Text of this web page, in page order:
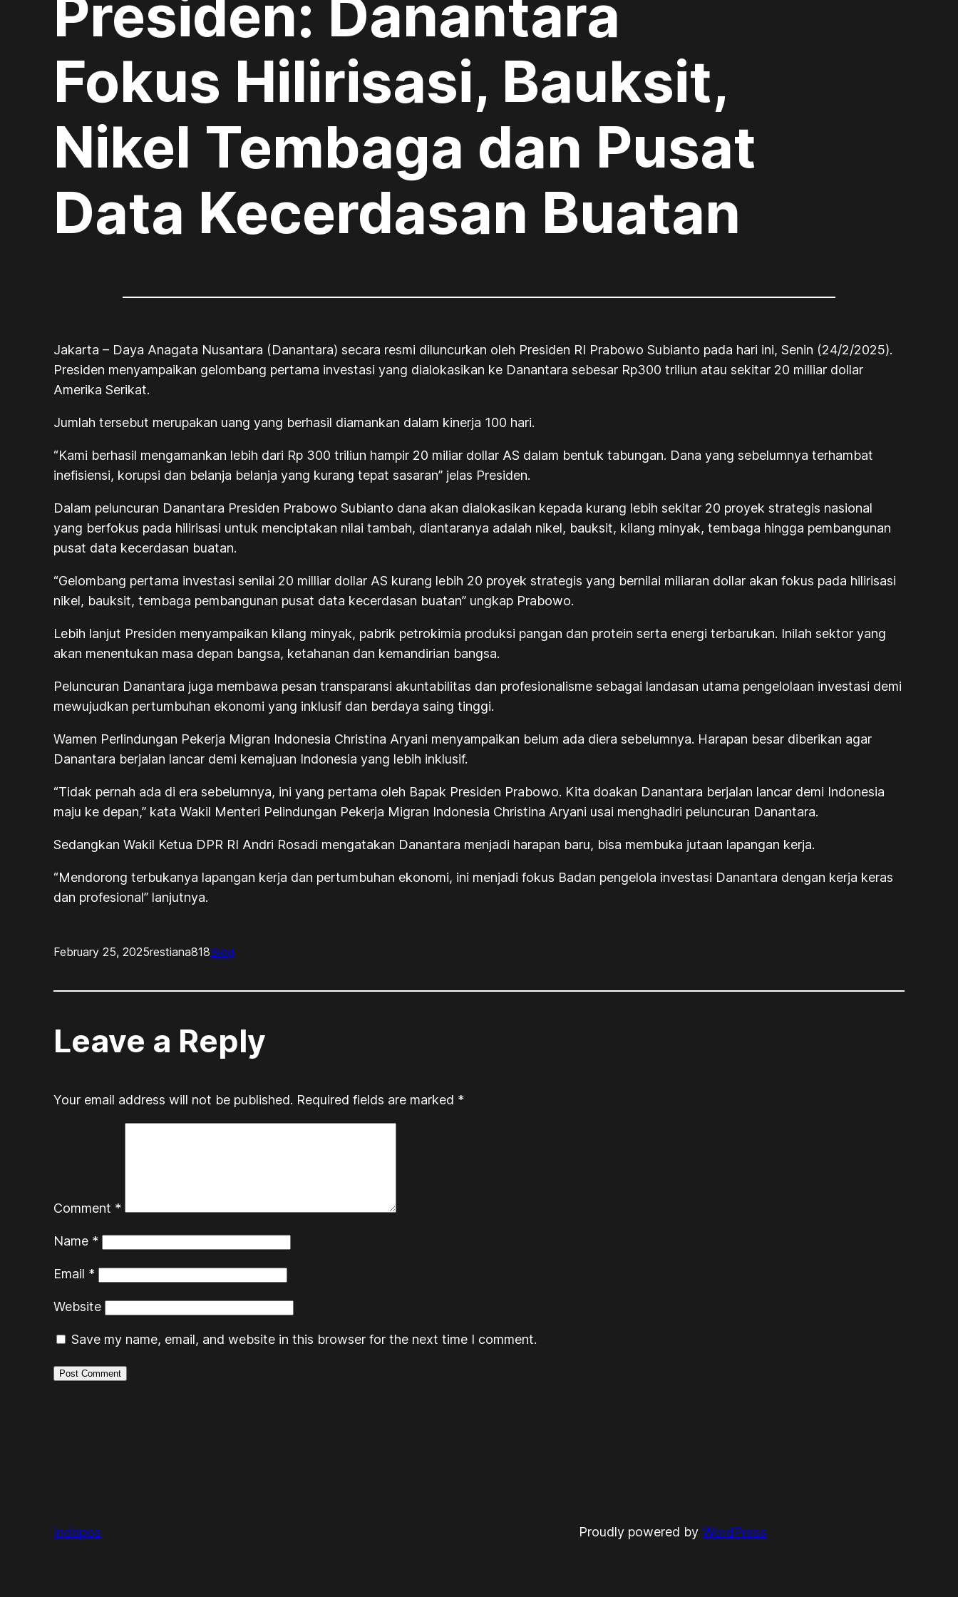
Presiden: Danantara
Fokus Hilirisasi, Bauksit,
Nikel Tembaga dan Pusat
Data Kecerdasan Buatan
Jakarta – Daya Anagata Nusantara (Danantara) secara resmi diluncurkan oleh Presiden RI Prabowo Subianto pada hari ini, Senin (24/2/2025).
Presiden menyampaikan gelombang pertama investasi yang dialokasikan ke Danantara sebesar Rp300 triliun atau sekitar 20 milliar dollar
Amerika Serikat.
Jumlah tersebut merupakan uang yang berhasil diamankan dalam kinerja 100 hari.
“Kami berhasil mengamankan lebih dari Rp 300 triliun hampir 20 miliar dollar AS dalam bentuk tabungan. Dana yang sebelumnya terhambat
inefisiensi, korupsi dan belanja belanja yang kurang tepat sasaran” jelas Presiden.
Dalam peluncuran Danantara Presiden Prabowo Subianto dana akan dialokasikan kepada kurang lebih sekitar 20 proyek strategis nasional
yang berfokus pada hilirisasi untuk menciptakan nilai tambah, diantaranya adalah nikel, bauksit, kilang minyak, tembaga hingga pembangunan
pusat data kecerdasan buatan.
“Gelombang pertama investasi senilai 20 milliar dollar AS kurang lebih 20 proyek strategis yang bernilai miliaran dollar akan fokus pada hilirisasi
nikel, bauksit, tembaga pembangunan pusat data kecerdasan buatan” ungkap Prabowo.
Lebih lanjut Presiden menyampaikan kilang minyak, pabrik petrokimia produksi pangan dan protein serta energi terbarukan. Inilah sektor yang
akan menentukan masa depan bangsa, ketahanan dan kemandirian bangsa.
Peluncuran Danantara juga membawa pesan transparansi akuntabilitas dan profesionalisme sebagai landasan utama pengelolaan investasi demi
mewujudkan pertumbuhan ekonomi yang inklusif dan berdaya saing tinggi.
Wamen Perlindungan Pekerja Migran Indonesia Christina Aryani menyampaikan belum ada diera sebelumnya. Harapan besar diberikan agar
Danantara berjalan lancar demi kemajuan Indonesia yang lebih inklusif.
“Tidak pernah ada di era sebelumnya, ini yang pertama oleh Bapak Presiden Prabowo. Kita doakan Danantara berjalan lancar demi Indonesia
maju ke depan,” kata Wakil Menteri Pelindungan Pekerja Migran Indonesia Christina Aryani usai menghadiri peluncuran Danantara.
Sedangkan Wakil Ketua DPR RI Andri Rosadi mengatakan Danantara menjadi harapan baru, bisa membuka jutaan lapangan kerja.
“Mendorong terbukanya lapangan kerja dan pertumbuhan ekonomi, ini menjadi fokus Badan pengelola investasi Danantara dengan kerja keras
dan profesional” lanjutnya.
February 25, 2025restiana818Blog
Leave a Reply
Your email address will not be published. Required fields are marked *
Comment *
Name *
Email *
Website
Save my name, email, and website in this browser for the next time I comment.
indopos Proudly powered byWordPress